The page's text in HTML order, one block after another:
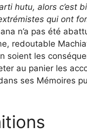
hutu, alors c’est
qui ont
n’a pas été
redoutable
soient les
au panier les
ses Mémoires